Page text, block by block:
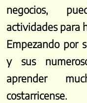
negocios,
actividades para
Empezando por
y sus
aprender
costarricense.